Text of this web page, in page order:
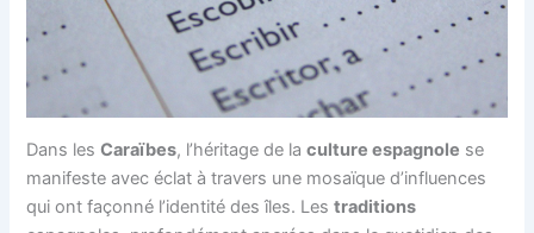
Dans lesCaraïbes, l’héritage de laculture espagnole se
manifeste avec éclat à travers une mosaïque d’influences
qui ont façonné l’identité des îles. Lestraditions